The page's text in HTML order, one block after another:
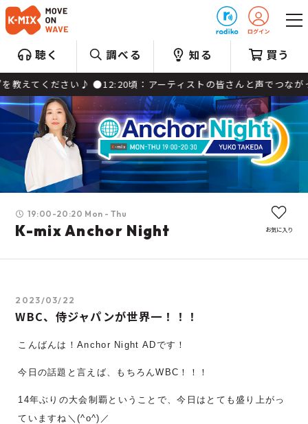
聴く 調べる 知る 買う
♪ ●12:20頃：アーティストの皆さんと声でつながって
19:00-20:20 Mon - Thu
K-mix Anchor Night お気に入り
2023/03/22
WBC、侍ジャパンが世界一！！！
こんばんは！Anchor Night ADです！
今日の話題と言えば、もちろんWBC！！！
14年ぶりの大会制覇ということで、今日はとても盛り上がっ
ていますね＼(^o^)／